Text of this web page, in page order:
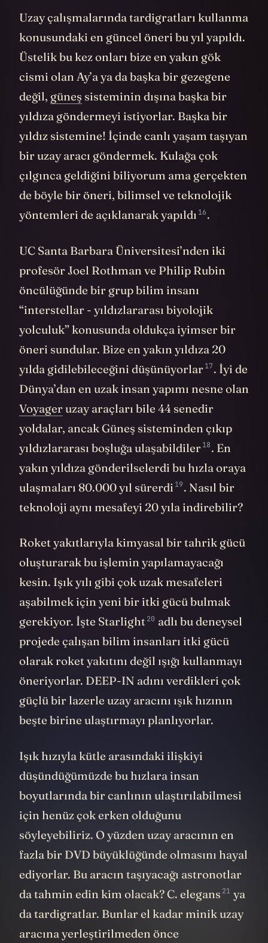
Uzay çalışmalarında tardigratları kullanma
konusundaki en güncel öneri bu yıl yapıldı.
Üstelik bu kez onları bize en yakın gök
cismi olan Ay’a ya da başka bir gezegene
değil, güneş sisteminin dışına başka bir
yıldıza göndermeyi istiyorlar. Başka bir
yıldız sistemine! İçinde canlı yaşam taşıyan
bir uzay aracı göndermek. Kulağa çok
çılgınca geldiğini biliyorum ama gerçekten
de böyle bir öneri, bilimsel ve teknolojik
yöntemleri de açıklanarakyapıldı 16.
UC Santa Barbara Üniversitesi’nden iki
profesör Joel Rothman ve Philip Rubin
öncülüğünde bir grup bilim insanı
“interstellar - yıldızlararası biyolojik
yolculuk” konusunda oldukça iyimser bir
öneri sundular. Bize en yakın yıldıza 20
yılda gidilebileceğini düşünüyorlar17. İyi de
Dünya’dan en uzak insan yapımı nesne olan
Voyageruzay araçları bile 44 senedir
yoldalar, ancak Güneş sisteminden çıkıp
yıldızlararası boşluğa ulaşabildiler18. En
yakın yıldıza gönderilselerdi bu hızla oraya
ulaşmaları 80.000 yıl sürerdi 19. Nasıl bir
teknoloji aynı mesafeyi 20 yıla indirebilir?
Roket yakıtlarıyla kimyasal bir tahrik gücü
oluşturarak bu işlemin yapılamayacağı
kesin. Işık yılı gibi çok uzak mesafeleri
aşabilmek için yeni bir itki gücü bulmak
gerekiyor. İşte Starlight20 adlı bu deneysel
projede çalışan bilim insanları itki gücü
olarak roket yakıtını değil ışığı kullanmayı
öneriyorlar. DEEP-IN adını verdikleri çok
güçlü bir lazerle uzay aracını ışık hızının
beşte birine ulaştırmayı planlıyorlar.
Işık hızıyla kütle arasındaki ilişkiyi
düşündüğümüzde bu hızlara insan
boyutlarında bir canlının ulaştırılabilmesi
için henüz çok erken olduğunu
söyleyebiliriz. O yüzden uzay aracının en
fazla bir DVD büyüklüğünde olmasını hayal
ediyorlar. Bu aracın taşıyacağı astronotlar
da tahmin edin kim olacak? C. elegans 21 ya
da tardigratlar. Bunlar el kadar minik uzay
aracına yerleştirilmeden önce